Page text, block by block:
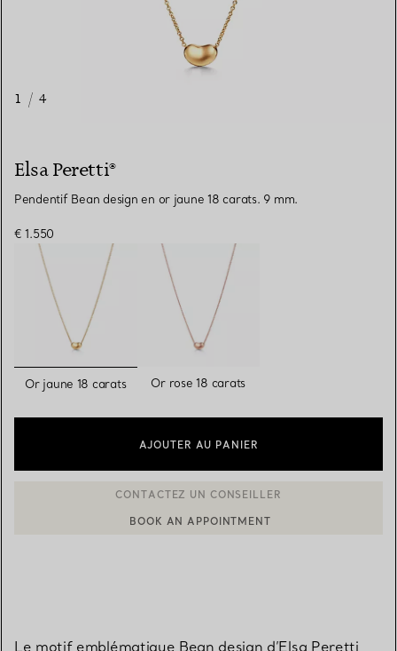
1 / 4
Elsa Peretti®
Pendentif Bean design en or jaune 18 carats. 9 mm.
€ 1.550
sélectionnés
Or jaune 18 carats Or rose 18 carats
AJOUTER AU PANIER
Le motif emblématique Bean design d’Elsa Peretti